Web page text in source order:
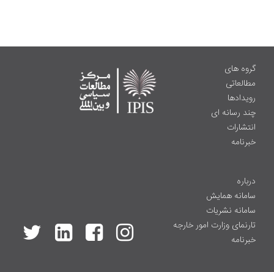
گروه های
مطالعاتی
رویدادها
چند رسانه ای
انتشارات
خبرنامه
درباره
سامانه همایش
سامانه نشریات
تارنمای وزارت امور خارجه
خبرنامه